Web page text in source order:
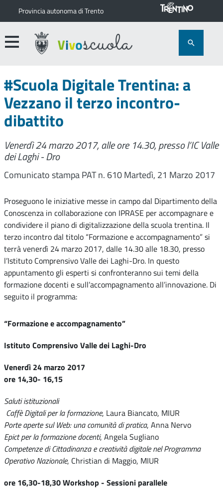
Provincia autonoma di Trento
#Scuola Digitale Trentina: a
Vezzano il terzo incontro-
dibattito
Venerdì 24 marzo 2017, alle ore 14.30, presso l’IC Valle
dei Laghi - Dro
Comunicato stampa PAT n. 610Martedì, 21 Marzo 2017
Proseguono le iniziative messe in campo dal Dipartimento della
Conoscenza in collaborazione con IPRASE per accompagnare e
condividere il piano di digitalizzazione della scuola trentina. Il
terzo incontro dal titolo “Formazione e accompagnamento” si
terrà venerdì 24 marzo 2017, dalle 14.30 alle 18.30, presso
l’Istituto Comprensivo Valle dei Laghi-Dro. In questo
appuntamento gli esperti si confronteranno sui temi della
formazione docenti e sull’accompagnamento all’innovazione. Di
seguito il programma:
“Formazione e accompagnamento”
Istituto Comprensivo Valle dei Laghi-Dro
Venerdì 24 marzo 2017
ore 14,30- 16,15
Saluti istituzionali
Caffè Digitali per la formazione, Laura Biancato, MIUR
Porte aperte sul Web: una comunità di pratica, Anna Nervo
Epict per la formazione docenti, Angela Sugliano
Competenze di Cittadinanza e creatività digitale nel Programma
Operativo Nazionale, Christian di Maggio, MIUR
ore 16,30-18,30 Workshop - Sessioni parallele